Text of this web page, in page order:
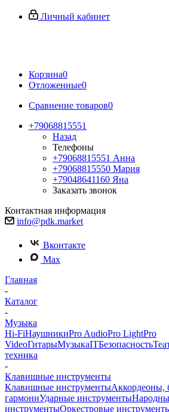
Личный кабинет
Корзина0
Отложенные0
Сравнение товаров0
+79068815551
Назад
Телефоны
+79068815551 Анна
+79068815550 Мария
+79048641160 Яна
Заказать звонок
Контактная информация
info@pdk.market
Вконтакте
Max
Главная
-
Каталог
-
Музыка
Hi-FiНаушникиPro AudioPro LightPro
VideoГитарыМузыкаITБезопасность
техника
-
Клавишные инструменты
Клавишные инструментыАккордеоны,
гармониУдарные инструменты
инструментыОркестровые